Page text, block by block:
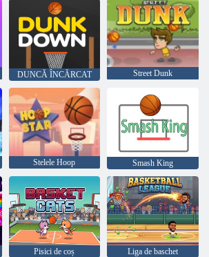
DUNCĂ ÎNCĂRCAT Street Dunk
Stelele Hoop Smash King
Pisici de coș Liga de baschet